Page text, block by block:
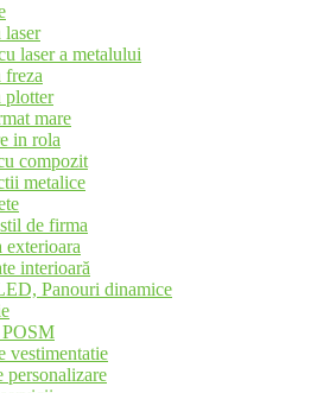
laser
laser a metalului
freza
plotter
mare
in rola
compozit
metalice
de firma
exterioara
interioară
Panouri dinamice
POSM
vestimentatie
personalizare